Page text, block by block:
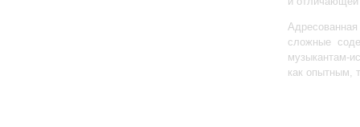
сложные
музыкантам-
как опытным,